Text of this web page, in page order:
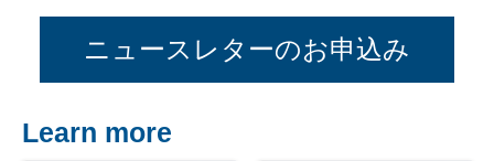
ニュースレターのお申込み
Learn more